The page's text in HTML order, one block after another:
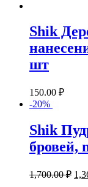
Shik
шт
150.00 ₽
-20%
Shik
бровей,
1,700.00₽